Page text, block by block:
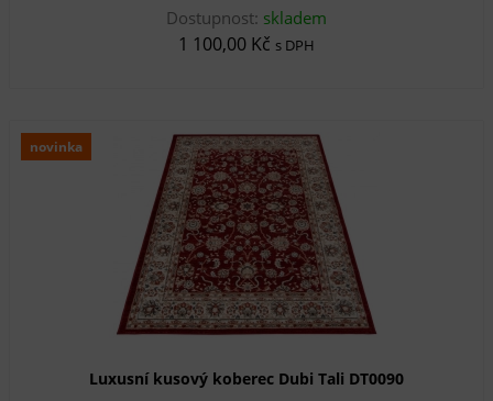
Dostupnost: skladem
1 100,00 Kč s DPH
novinka
Luxusní kusový koberec Dubi Tali DT0090